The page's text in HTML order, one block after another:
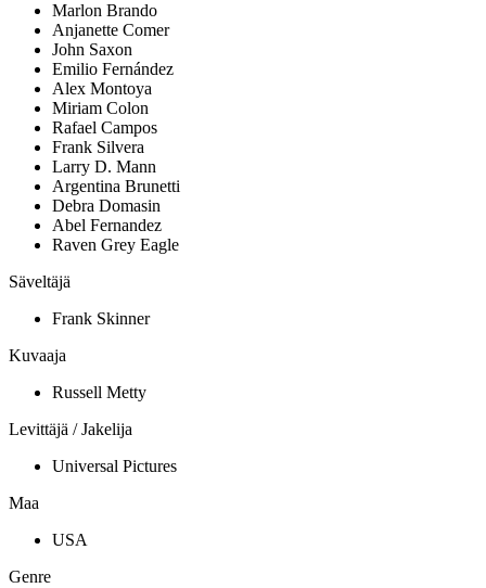
Marlon Brando
Anjanette Comer
John Saxon
Emilio Fernández
Alex Montoya
Miriam Colon
Rafael Campos
Frank Silvera
Larry D. Mann
Argentina Brunetti
Debra Domasin
Abel Fernandez
Raven Grey Eagle
Säveltäjä
Frank Skinner
Kuvaaja
Russell Metty
Levittäjä / Jakelija
Universal Pictures
Maa
USA
Genre